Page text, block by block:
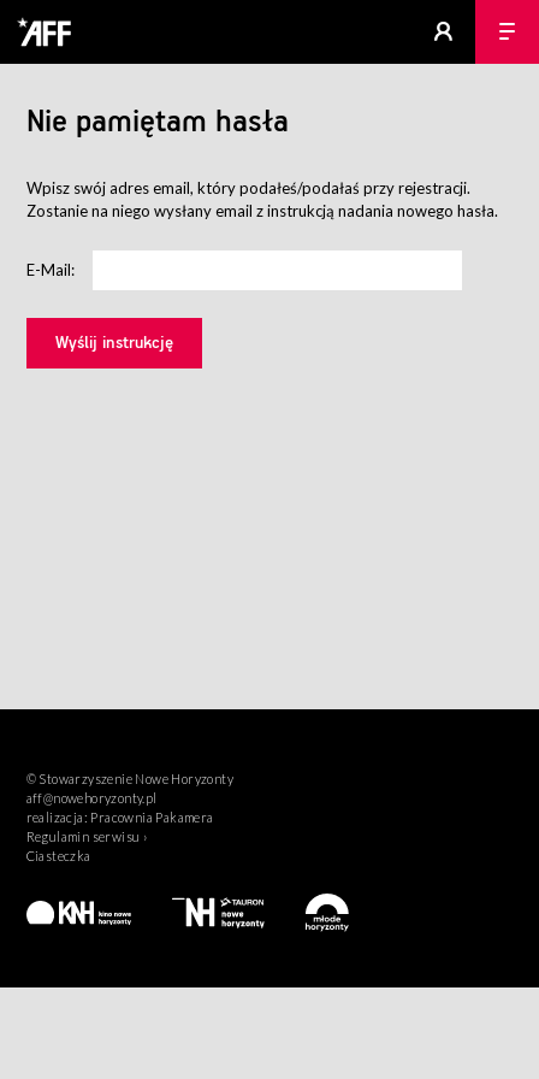
Nie pamiętam hasła
Wpisz swój adres email, który podałeś/podałaś przy rejestracji.
Zostanie na niego wysłany email z instrukcją nadania nowego hasła.
E-Mail:
© Stowarzyszenie Nowe Horyzonty
aff@nowehoryzonty.pl
realizacja: Pracownia Pakamera
Regulamin serwisu ›
Ciasteczka